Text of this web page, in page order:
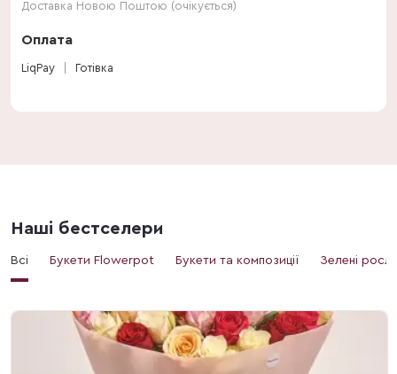
Доставка Новою Поштою (очікується)
Оплата
LiqPay Готівка
Наші бестселери
Всі Букети Flowerpot Букети та композиції Зелені